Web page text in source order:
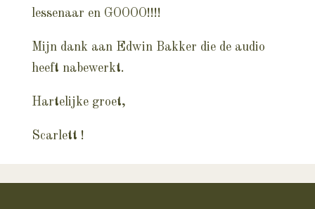
lessenaar en GOOOO!!!!
Mijn dank aan Edwin Bakker die de audio
heeft nabewerkt.
Hartelijke groet,
Scarlett !